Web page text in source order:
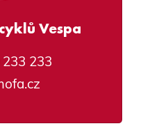
Vespa
233